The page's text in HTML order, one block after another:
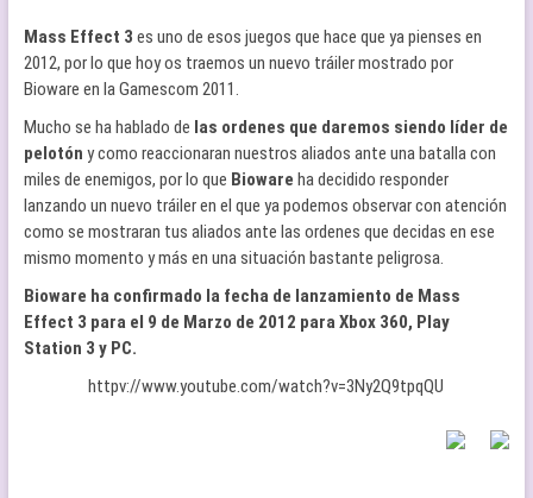
Mass Effect 3 es uno de esos juegos que hace que ya pienses en
2012, por lo que hoy os traemos un nuevo tráiler mostrado por
Bioware en la Gamescom 2011.
Mucho se ha hablado de las ordenes que daremos siendo líder de
pelotón y como reaccionaran nuestros aliados ante una batalla con
miles de enemigos, por lo que Bioware ha decidido responder
lanzando un nuevo tráiler en el que ya podemos observar con atención
como se mostraran tus aliados ante las ordenes que decidas en ese
mismo momento y más en una situación bastante peligrosa.
Bioware ha confirmado la fecha de lanzamiento de Mass
Effect 3 para el 9 de Marzo de 2012 para Xbox 360, Play
Station 3 y PC.
httpv://www.youtube.com/watch?v=3Ny2Q9tpqQU